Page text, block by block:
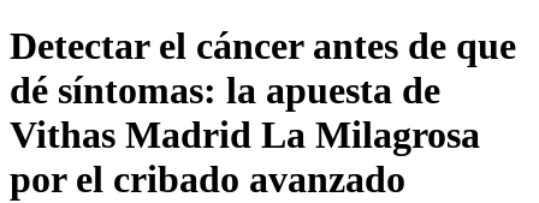
Detectar el cáncer antes de que
dé síntomas: la apuesta de
Vithas Madrid La Milagrosa
por el cribado avanzado